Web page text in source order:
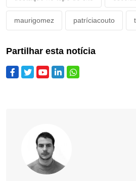
maurigomez patríciacouto
Partilhar esta notícia